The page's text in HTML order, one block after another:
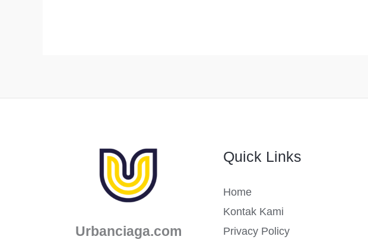
Sedang
Masih
Sedikit
Pesaingnya
Urbanciaga.com
Quick Links
Home
Kontak Kami
Privacy Policy